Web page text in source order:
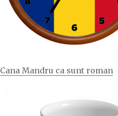
Cana Mandru ca sunt roman